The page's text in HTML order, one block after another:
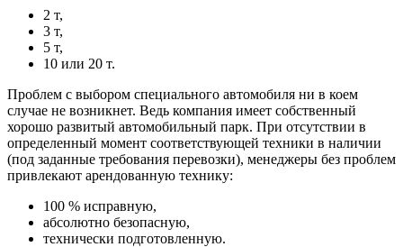
2 т,
3 т,
5 т,
10 или 20 т.
Проблем с выбором специального автомобиля ни в коем
случае не возникнет. Ведь компания имеет собственный
хорошо развитый автомобильный парк. При отсутствии в
определенный момент соответствующей техники в наличии
(под заданные требования перевозки), менеджеры без проблем
привлекают арендованную технику:
100 % исправную,
абсолютно безопасную,
технически подготовленную.